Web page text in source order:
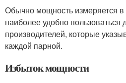
Обычно мощность измеряется в
наиболее удобно пользоваться
производителей, которые
каждой парной.
Избыток мощности